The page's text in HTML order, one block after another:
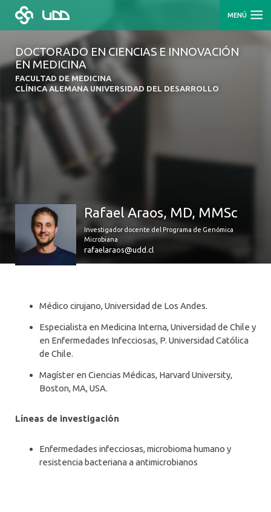
MENÚ
DOCTORADO EN CIENCIAS E INNOVACIÓN
EN MEDICINA
FACULTAD DE MEDICINA
CLÍNICA ALEMANA UNIVERSIDAD DEL DESARROLLO
Rafael Araos, MD, MMSc
Investigador docente del Programa de Genómica
Microbiana
rafaelaraos@udd.cl
Médico cirujano, Universidad de Los Andes.
Especialista en Medicina Interna, Universidad de Chile y
en Enfermedades Infecciosas, P. Universidad Católica
de Chile.
Magíster en Ciencias Médicas, Harvard University,
Boston, MA, USA.
Líneas de investigación
Enfermedades infecciosas, microbioma humano y
resistencia bacteriana a antimicrobianos